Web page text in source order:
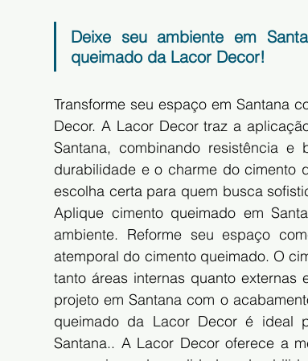
Deixe seu ambiente em
queimado da Lacor Decor!
Transforme seu espaço em Santana
Decor. A Lacor Decor traz a
Santana, combinando resistência
durabilidade e o charme do cimento
escolha certa para quem busca
Aplique cimento queimado em
ambiente. Reforme seu espaço
atemporal do cimento queimado. O
tanto áreas internas quanto externas
projeto em Santana com o
queimado da Lacor Decor é ideal
Santana.. A Lacor Decor oferece a